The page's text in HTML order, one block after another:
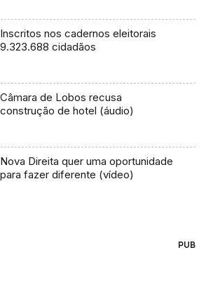
Inscritos nos cadernos eleitorais
9.323.688 cidadãos
Câmara de Lobos recusa
construção de hotel (áudio)
Nova Direita quer uma oportunidade
para fazer diferente (vídeo)
PUB